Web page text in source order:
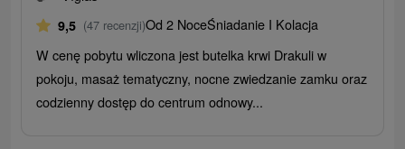
9,5 (47 recenzji)Od 2 NoceŚniadanie I Kolacja
W cenę pobytu wliczona jest butelka krwi Drakuli w
pokoju, masaż tematyczny, nocne zwiedzanie zamku oraz
codzienny dostęp do centrum odnowy...